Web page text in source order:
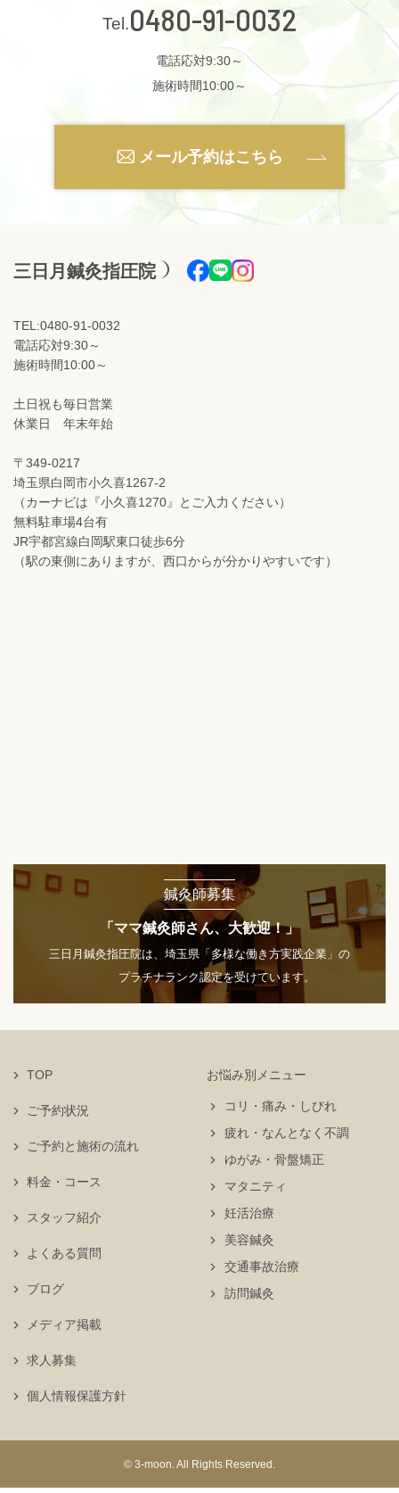
0480-91-0032
電話応対9:30～
施術時間10:00～
メール予約はこちら
三日月鍼灸指圧院
TEL:0480-91-0032
電話応対9:30～
施術時間10:00～
土日祝も毎日営業
休業日 年末年始
〒349-0217
埼玉県白岡市小久喜1267-2
（カーナビは『小久喜1270』とご入力ください）
無料駐車場4台有
JR宇都宮線白岡駅東口徒歩6分
（駅の東側にありますが、西口からが分かりやすいです）
鍼灸師募集
「ママ鍼灸師さん、大歓迎！」
三日月鍼灸指圧院は、埼玉県「多様な働き方実践企業」の
プラチナランク認定を受けています。
TOP
ご予約状況
お悩み別メニュー
コリ・痛み・しびれ
疲れ・なんとなく不調
ゆがみ・骨盤矯正
マタニティ
妊活治療
美容鍼灸
交通事故治療
訪問鍼灸
ご予約と施術の流れ
料金・コース
スタッフ紹介
よくある質問
ブログ
メディア掲載
求人募集
個人情報保護方針
© 3-moon. All Rights Reserved.